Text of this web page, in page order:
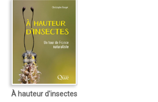
À hauteur d'insectes